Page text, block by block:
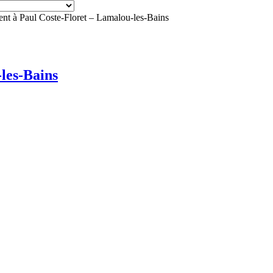
à Paul Coste-Floret – Lamalou-les-Bains
Bains